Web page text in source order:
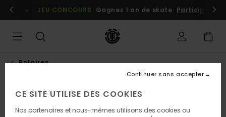
l'information
Se connecter / s'inscrire
JEU CONCOURS Gagnez 1 an de skate Participez
Polaires
CE SITE UTILISE DES COOKIES
Nos partenaires et nous-mêmes utilisons des cookies ou
Continuer sans accepter